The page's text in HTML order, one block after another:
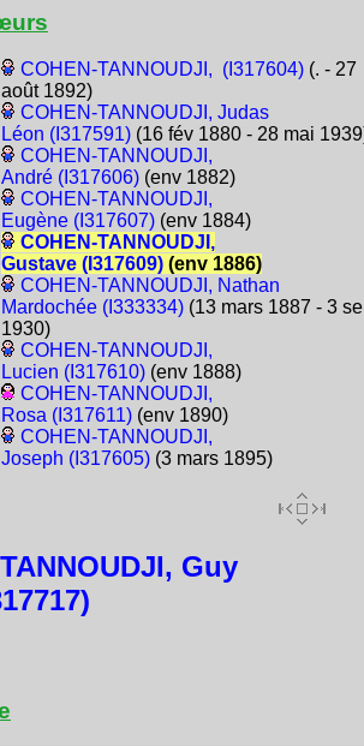
COHEN-TANNOUDJI, (I317604)(. - 27
août 1892)
COHEN-TANNOUDJI, Judas
Léon (I317591)(16 fév 1880 - 28 mai
COHEN-TANNOUDJI,
André (I317606)(env 1882)
COHEN-TANNOUDJI,
Eugène (I317607)(env 1884)
COHEN-TANNOUDJI,
Gustave (I317609)(env 1886)
COHEN-TANNOUDJI, Nathan
Mardochée (I333334)(13 mars 1887 - 3
1930)
COHEN-TANNOUDJI,
Lucien (I317610)(env 1888)
COHEN-TANNOUDJI,
Rosa (I317611)(env 1890)
COHEN-TANNOUDJI,
Joseph (I317605)(3 mars 1895)
Guy